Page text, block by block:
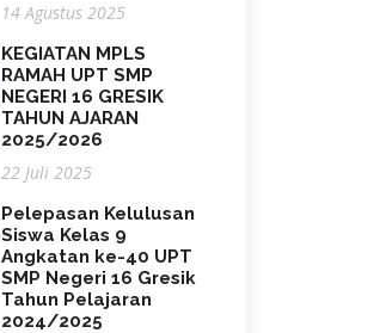
14 Agustus 2025
KEGIATAN MPLS
RAMAH UPT SMP
NEGERI 16 GRESIK
TAHUN AJARAN
2025/2026
22 Juli 2025
Pelepasan Kelulusan
Siswa Kelas 9
Angkatan ke-40 UPT
SMP Negeri 16 Gresik
Tahun Pelajaran
2024/2025